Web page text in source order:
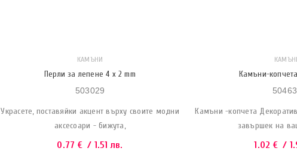
КАМЪНИ
Перли за лепене 4 x 2 mm
503029
Украсете, поставяйки акцент върху своите модни
аксесоари - бижута,
0.77 € / 1.51 лв.
Камъни-
Камъни -копчета
завършек на
1.02 € /